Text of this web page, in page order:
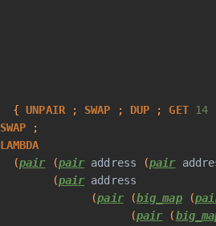
UNPAIR ; SWAP ; DUP ; GET 14
SWAP ;
LAMBDA
pair (pair address (pair
pair address
pair (big_map (
pair (